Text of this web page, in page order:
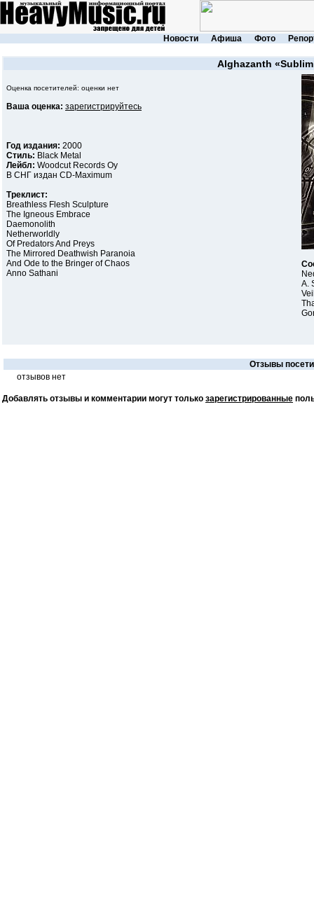
Новости Афиша Фото
Alghazanth
Оценка посетителей: оценки нет
Ваша оценка: зарегистрируйтесь
Год издания: 2000
Стиль: Black Metal
Лейбл: Woodcut Records Oy
В СНГ издан CD-Maximum
Треклист:
Breathless Flesh Sculpture
The Igneous Embrace
Daemonolith
Netherworldly
Of Predators And Preys
The Mirrored Deathwish Paranoia
And Ode to the Bringer of Chaos
Anno Sathani
A.
Отзывы
отзывов нет
Добавлять отзывы и комментарии могут только зарегистрированные